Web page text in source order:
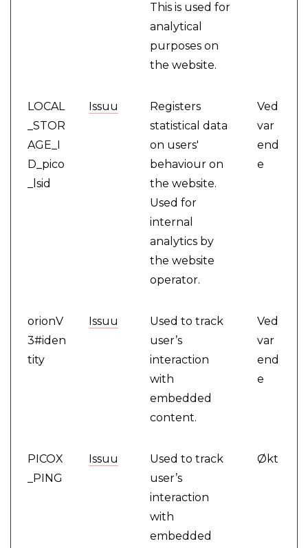
This is used for
analytical
purposes on
the website.
LOCAL
_STOR
AGE_I
D_pico
_lsid
Issuu
Registers
statistical data
on users'
behaviour on
the website.
Used for
internal
analytics by
the website
operator.
Ved
var
end
e
orionV
3#iden
tity
Issuu
Used to track
user’s
interaction
with
embedded
content.
Ved
var
end
e
PICOX
_PING
Issuu
Used to track
user’s
interaction
with
embedded
Økt